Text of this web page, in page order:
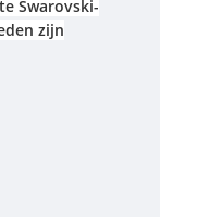
Swarovski-
zijn